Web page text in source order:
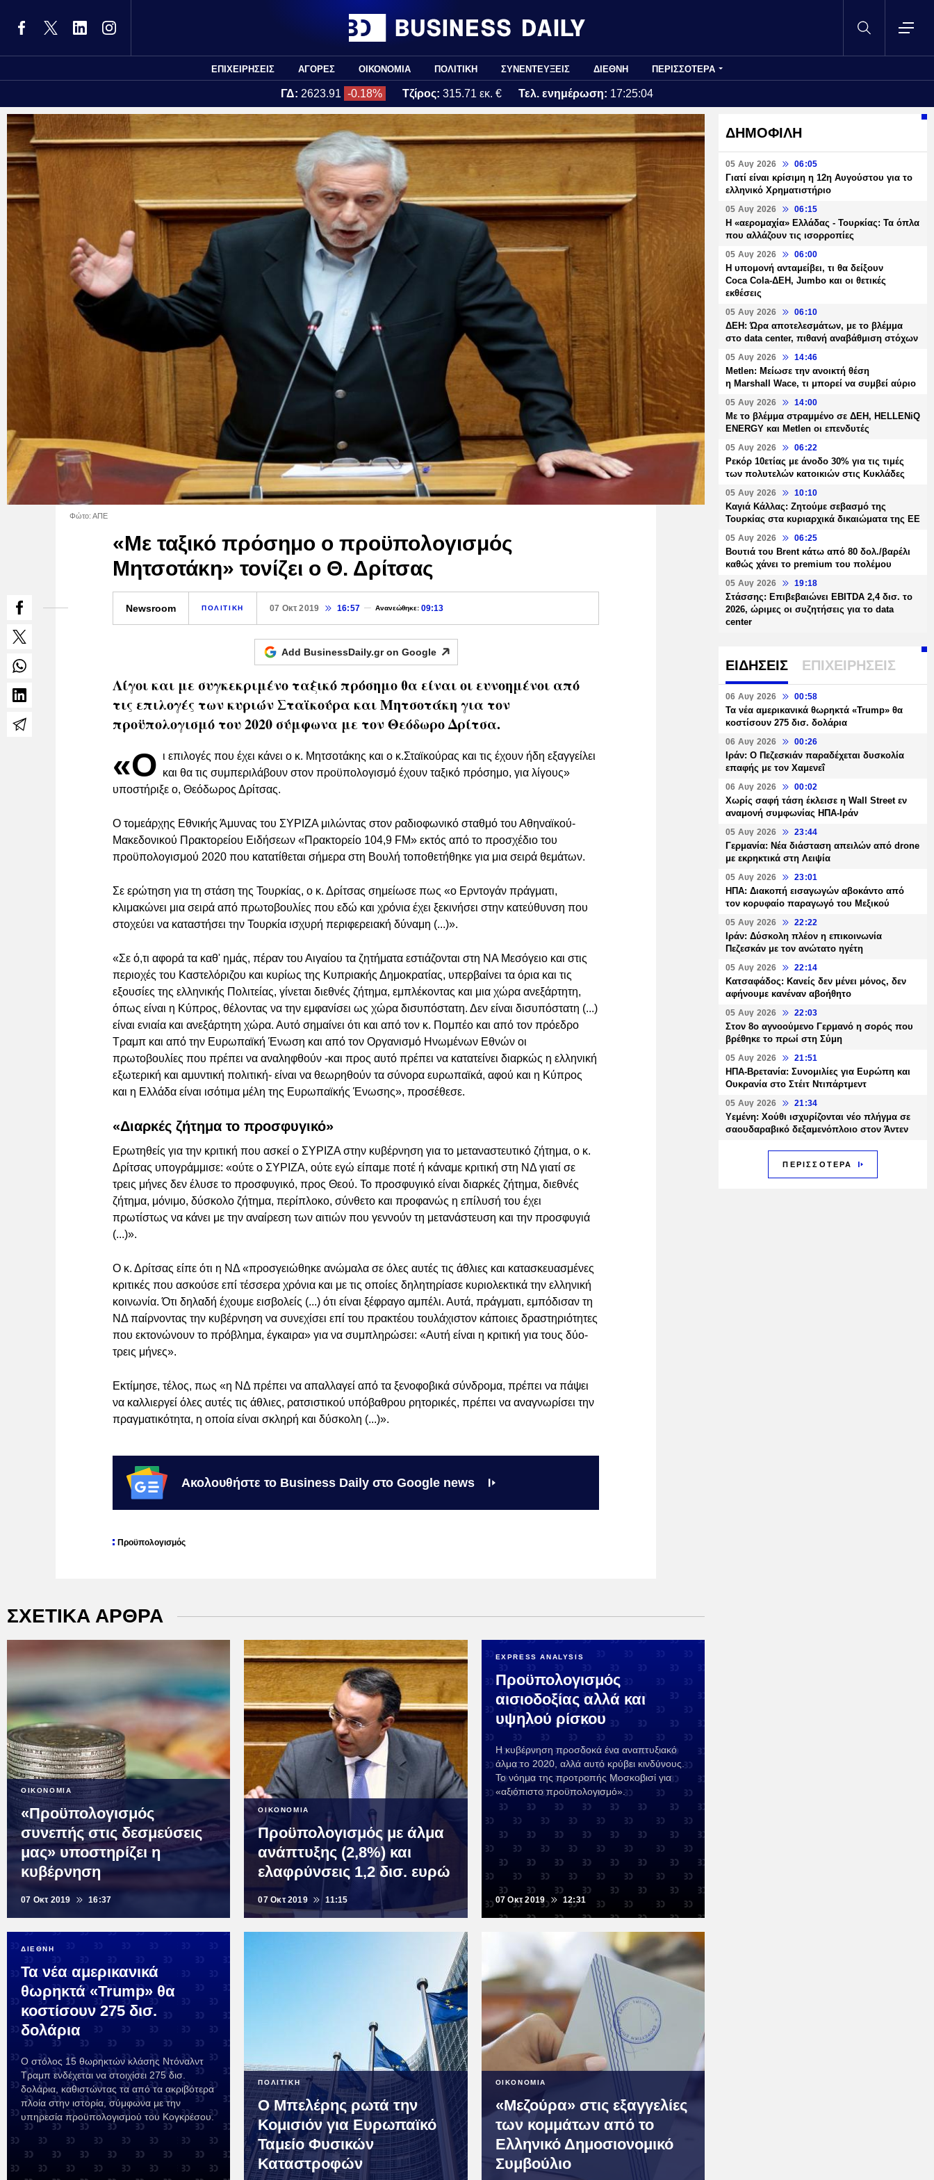
ΕΠΙΧΕΙΡΗΣΕΙΣ ΑΓΟΡΕΣ ΟΙΚΟΝΟΜΙΑ ΠΟΛΙΤΙΚΗ ΣΥΝΕΝΤΕΥΞΕΙΣ ΔΙΕΘΝΗ ΠΕΡΙΣΣΟΤΕΡΑ
ΓΔ: 2623.91 -0.18% Τζίρος: 315.71 εκ. € Τελ. ενημέρωση: 17:25:04
Φώτο: ΑΠΕ
«Με ταξικό πρόσημο ο προϋπολογισμός
Μητσοτάκη» τονίζει ο Θ. Δρίτσας
Newsroom ΠΟΛΙΤΙΚΗ 07 Οκτ 2019 16:57 Ανανεώθηκε: 09:13
Add BusinessDaily.gr on Google
Λίγοι και με συγκεκριμένο ταξικό πρόσημο θα είναι οι ευνοημένοι από
τις επιλογές των κυριών Σταϊκούρα και Μητσοτάκη για τον
προϋπολογισμό του 2020 σύμφωνα με τον Θεόδωρο Δρίτσα.
«Ο ι επιλογές που έχει κάνει ο κ. Μητσοτάκης και ο κ.Σταϊκούρας και τις έχουν ήδη εξαγγείλει
και θα τις συμπεριλάβουν στον προϋπολογισμό έχουν ταξικό πρόσημο, για λίγους»
υποστήριξε ο, Θεόδωρος Δρίτσας.
Ο τομεάρχης Εθνικής Άμυνας του ΣΥΡΙΖΑ μιλώντας στον ραδιοφωνικό σταθμό του Αθηναϊκού-
Μακεδονικού Πρακτορείου Ειδήσεων «Πρακτορείο 104,9 FM» εκτός από το προσχέδιο του
προϋπολογισμού 2020 που κατατίθεται σήμερα στη Βουλή τοποθετήθηκε για μια σειρά θεμάτων.
Σε ερώτηση για τη στάση της Τουρκίας, ο κ. Δρίτσας σημείωσε πως «ο Ερντογάν πράγματι,
κλιμακώνει μια σειρά από πρωτοβουλίες που εδώ και χρόνια έχει ξεκινήσει στην κατεύθυνση που
στοχεύει να καταστήσει την Τουρκία ισχυρή περιφερειακή δύναμη (...)».
«Σε ό,τι αφορά τα καθ' ημάς, πέραν του Αιγαίου τα ζητήματα εστιάζονται στη ΝΑ Μεσόγειο και στις
περιοχές του Καστελόριζου και κυρίως της Κυπριακής Δημοκρατίας, υπερβαίνει τα όρια και τις
εξουσίες της ελληνικής Πολιτείας, γίνεται διεθνές ζήτημα, εμπλέκοντας και μια χώρα ανεξάρτητη,
όπως είναι η Κύπρος, θέλοντας να την εμφανίσει ως χώρα δισυπόστατη. Δεν είναι δισυπόστατη (...)
είναι ενιαία και ανεξάρτητη χώρα. Αυτό σημαίνει ότι και από τον κ. Πομπέο και από τον πρόεδρο
Τραμπ και από την Ευρωπαϊκή Ένωση και από τον Οργανισμό Ηνωμένων Εθνών οι
πρωτοβουλίες που πρέπει να αναληφθούν -και προς αυτό πρέπει να κατατείνει διαρκώς η ελληνική
εξωτερική και αμυντική πολιτική- είναι να θεωρηθούν τα σύνορα ευρωπαϊκά, αφού και η Κύπρος
και η Ελλάδα είναι ισότιμα μέλη της Ευρωπαϊκής Ένωσης», προσέθεσε.
«Διαρκές ζήτημα το προσφυγικό»
Ερωτηθείς για την κριτική που ασκεί ο ΣΥΡΙΖΑ στην κυβέρνηση για το μεταναστευτικό ζήτημα, ο κ.
Δρίτσας υπογράμμισε: «ούτε ο ΣΥΡΙΖΑ, ούτε εγώ είπαμε ποτέ ή κάναμε κριτική στη ΝΔ γιατί σε
τρεις μήνες δεν έλυσε το προσφυγικό, προς Θεού. Το προσφυγικό είναι διαρκές ζήτημα, διεθνές
ζήτημα, μόνιμο, δύσκολο ζήτημα, περίπλοκο, σύνθετο και προφανώς η επίλυσή του έχει
πρωτίστως να κάνει με την αναίρεση των αιτιών που γεννούν τη μετανάστευση και την προσφυγιά
(...)».
Ο κ. Δρίτσας είπε ότι η ΝΔ «προσγειώθηκε ανώμαλα σε όλες αυτές τις άθλιες και κατασκευασμένες
κριτικές που ασκούσε επί τέσσερα χρόνια και με τις οποίες δηλητηρίασε κυριολεκτικά την ελληνική
κοινωνία. Ότι δηλαδή έχουμε εισβολείς (...) ότι είναι ξέφραγο αμπέλι. Αυτά, πράγματι, εμπόδισαν τη
ΝΔ παίρνοντας την κυβέρνηση να συνεχίσει επί του πρακτέου τουλάχιστον κάποιες δραστηριότητες
που εκτονώνουν το πρόβλημα, έγκαιρα» για να συμπληρώσει: «Αυτή είναι η κριτική για τους δύο-
τρεις μήνες».
Εκτίμησε, τέλος, πως «η ΝΔ πρέπει να απαλλαγεί από τα ξενοφοβικά σύνδρομα, πρέπει να πάψει
να καλλιεργεί όλες αυτές τις άθλιες, ρατσιστικού υπόβαθρου ρητορικές, πρέπει να αναγνωρίσει την
πραγματικότητα, η οποία είναι σκληρή και δύσκολη (...)».
Ακολουθήστε το Business Daily στο Google news
Προϋπολογισμός
ΣΧΕΤΙΚΑ ΑΡΘΡΑ
ΟΙΚΟΝΟΜΙΑ
«Προϋπολογισμός
συνεπής στις δεσμεύσεις
μας» υποστηρίζει η
κυβέρνηση
07 Οκτ 2019 16:37
ΟΙΚΟΝΟΜΙΑ
Προϋπολογισμός με άλμα
ανάπτυξης (2,8%) και
ελαφρύνσεις 1,2 δισ. ευρώ
07 Οκτ 2019 11:15
EXPRESS ANALYSIS
Προϋπολογισμός
αισιοδοξίας αλλά και
υψηλού ρίσκου
Η κυβέρνηση προσδοκά ένα αναπτυξιακό
άλμα το 2020, αλλά αυτό κρύβει κινδύνους.
Το νόημα της προτροπής Μοσκοβισί για
«αξιόπιστο προϋπολογισμό».
07 Οκτ 2019 12:31
ΔΙΕΘΝΗ
Τα νέα αμερικανικά
θωρηκτά «Trump» θα
κοστίσουν 275 δισ.
δολάρια
Ο στόλος 15 θωρηκτών κλάσης Ντόναλντ
Τραμπ ενδέχεται να στοιχίσει 275 δισ.
δολάρια, καθιστώντας τα από τα ακριβότερα
πλοία στην ιστορία, σύμφωνα με την
υπηρεσία προϋπολογισμού του Κογκρέσου.
ΠΟΛΙΤΙΚΗ
Ο Μπελέρης ρωτά την
Κομισιόν για Ευρωπαϊκό
Ταμείο Φυσικών
Καταστροφών
ΟΙΚΟΝΟΜΙΑ
«Μεζούρα» στις εξαγγελίες
των κομμάτων από το
Ελληνικό Δημοσιονομικό
Συμβούλιο
ΔΗΜΟΦΙΛΗ
05 Αυγ 2026 06:05
Γιατί είναι κρίσιμη η 12η Αυγούστου για το
ελληνικό Χρηματιστήριο
05 Αυγ 2026 06:15
Η «αερομαχία» Ελλάδας - Τουρκίας: Τα όπλα
που αλλάζουν τις ισορροπίες
05 Αυγ 2026 06:00
Η υπομονή ανταμείβει, τι θα δείξουν
Coca Cola-ΔΕΗ, Jumbo και οι θετικές
εκθέσεις
05 Αυγ 2026 06:10
ΔΕΗ: Ώρα αποτελεσμάτων, με το βλέμμα
στο data center, πιθανή αναβάθμιση στόχων
05 Αυγ 2026 14:46
Metlen: Μείωσε την ανοικτή θέση
η Marshall Wace, τι μπορεί να συμβεί αύριο
05 Αυγ 2026 14:00
Με το βλέμμα στραμμένο σε ΔΕΗ, HELLENiQ
ENERGY και Metlen οι επενδυτές
05 Αυγ 2026 06:22
Ρεκόρ 10ετίας με άνοδο 30% για τις τιμές
των πολυτελών κατοικιών στις Κυκλάδες
05 Αυγ 2026 10:10
Καγιά Κάλλας: Ζητούμε σεβασμό της
Τουρκίας στα κυριαρχικά δικαιώματα της ΕΕ
05 Αυγ 2026 06:25
Βουτιά του Brent κάτω από 80 δολ./βαρέλι
καθώς χάνει το premium του πολέμου
05 Αυγ 2026 19:18
Στάσσης: Επιβεβαιώνει EBITDA 2,4 δισ. το
2026, ώριμες οι συζητήσεις για το data
center
ΕΙΔΗΣΕΙΣ ΕΠΙΧΕΙΡΗΣΕΙΣ
06 Αυγ 2026 00:58
Τα νέα αμερικανικά θωρηκτά «Trump» θα
κοστίσουν 275 δισ. δολάρια
06 Αυγ 2026 00:26
Ιράν: Ο Πεζεσκιάν παραδέχεται δυσκολία
επαφής με τον Χαμενεΐ
06 Αυγ 2026 00:02
Χωρίς σαφή τάση έκλεισε η Wall Street εν
αναμονή συμφωνίας ΗΠΑ-Ιράν
05 Αυγ 2026 23:44
Γερμανία: Νέα διάσταση απειλών από drone
με εκρηκτικά στη Λειψία
05 Αυγ 2026 23:01
ΗΠΑ: Διακοπή εισαγωγών αβοκάντο από
τον κορυφαίο παραγωγό του Μεξικού
05 Αυγ 2026 22:22
Ιράν: Δύσκολη πλέον η επικοινωνία
Πεζεσκάν με τον ανώτατο ηγέτη
05 Αυγ 2026 22:14
Κατσαφάδος: Κανείς δεν μένει μόνος, δεν
αφήνουμε κανέναν αβοήθητο
05 Αυγ 2026 22:03
Στον 8ο αγνοούμενο Γερμανό η σορός που
βρέθηκε το πρωί στη Σύμη
05 Αυγ 2026 21:51
ΗΠΑ-Βρετανία: Συνομιλίες για Ευρώπη και
Ουκρανία στο Στέιτ Ντιπάρτμεντ
05 Αυγ 2026 21:34
Υεμένη: Χούθι ισχυρίζονται νέο πλήγμα σε
σαουδαραβικό δεξαμενόπλοιο στον Άντεν
ΠΕΡΙΣΣΟΤΕΡΑ